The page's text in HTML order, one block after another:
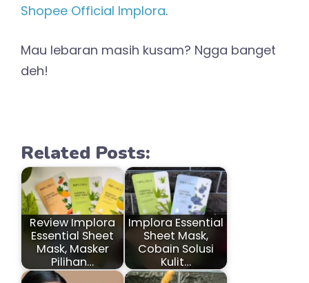
Shopee Official Implora.
Mau lebaran masih kusam? Ngga banget
deh!
Related Posts:
Review Implora
Essential Sheet
Mask, Masker
Pilihan…
Implora Essential
Sheet Mask,
Cobain Solusi
Kulit…